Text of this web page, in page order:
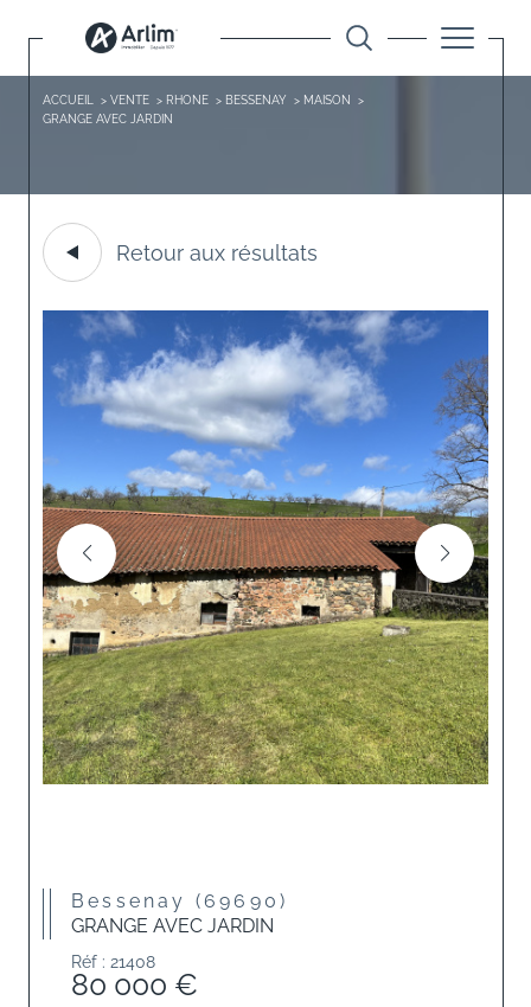
ACCUEIL VENTE RHONE BESSENAY
MAISON
GRANGE AVEC JARDIN
Retour aux résultats
Bessenay (69690)
GRANGE AVEC JARDIN
Réf : 21408
80 000 €